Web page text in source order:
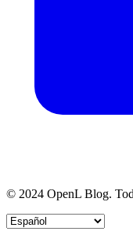
© 2024 OpenL Blog.